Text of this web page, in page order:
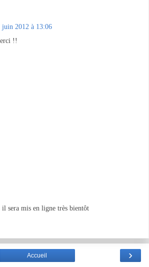
juin 2012 à 13:06
!!
sera mis en ligne très bientôt
›
Accueil